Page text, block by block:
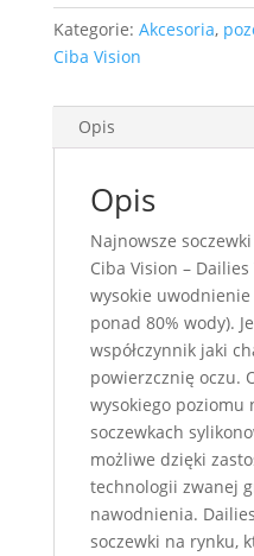
szt
gratis
na
czas
realizacji
robocze
Kategorie: Akcesoria,
Ciba Vision
Opis
Opis
Najnowsze
Ciba Vision –
wysokie
ponad 80% wody).
współczynnik jaki
powierzcznię oczu.
wysokiego poziomu
soczewkach
możliwe dzięki
technologii zwanej
nawodnienia.
soczewki na rynku,